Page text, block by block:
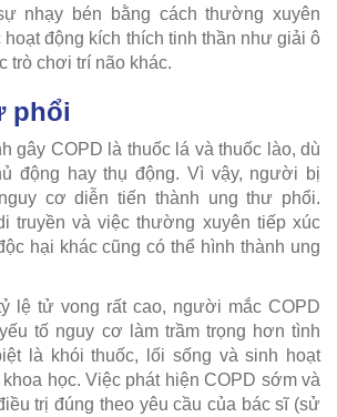
nhạy bén bằng cách thường xuyên
hoạt động kích thích tinh thần như giải ô
trò chơi trí não khác.
phổi
gây COPD là thuốc lá và thuốc lào, dù
động hay thụ động. Vì vậy, người bị
cơ diễn tiến thành ung thư phổi.
truyền và việc thường xuyên tiếp xúc
hại khác cũng có thể hình thành ung
lệ tử vong rất cao, người mắc COPD
tố nguy cơ làm trầm trọng hơn tình
là khói thuốc, lối sống và sinh hoạt
học. Việc phát hiện COPD sớm và
trị đúng theo yêu cầu của bác sĩ (sử